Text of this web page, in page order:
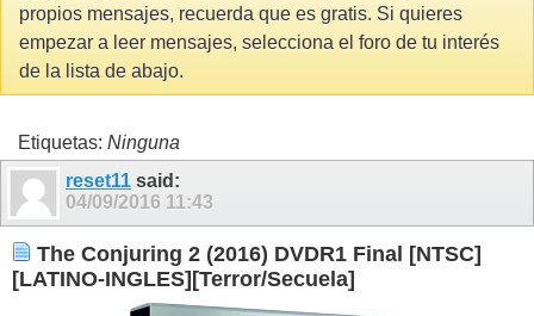
propios mensajes, recuerda que es gratis. Si quieres
empezar a leer mensajes, selecciona el foro de tu interés
de la lista de abajo.
Etiquetas: Ninguna
reset11 said:
04/09/2016 11:43
The Conjuring 2 (2016) DVDR1 Final [NTSC]
[LATINO-INGLES][Terror/Secuela]